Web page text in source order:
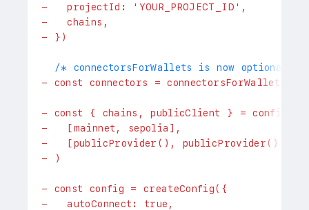
-
   projectId: 'YOUR_PROJECT_ID',
-
   chains,
- })
/* connectorsForWallets is now optional */
- const connectors =
- const { chains, publicClient } =
-
   [mainnet, sepolia],
-
   [publicProvider(), publicProvider()],
- )
- const config = createConfig({
-
   autoConnect: true,